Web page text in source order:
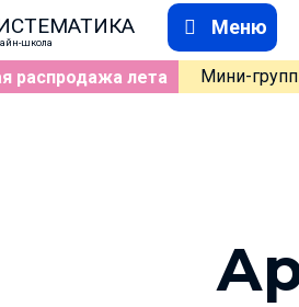
школа
Меню
распродажа лета Мини-